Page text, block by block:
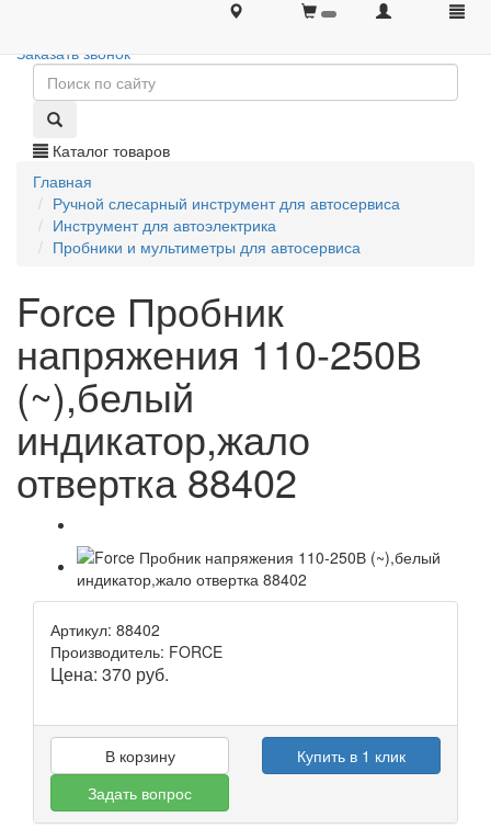
+7 (495) 646-08-66
Заказать звонок
Каталог товаров
Главная
Ручной слесарный инструмент для автосервиса
Инструмент для автоэлектрика
Пробники и мультиметры для автосервиса
Force Пробник
напряжения 110-250В
(~),белый
индикатор,жало
отвертка 88402
Артикул: 88402
Производитель: FORCE
Цена: 370 руб.
В корзину
Купить в 1 клик
Задать вопрос